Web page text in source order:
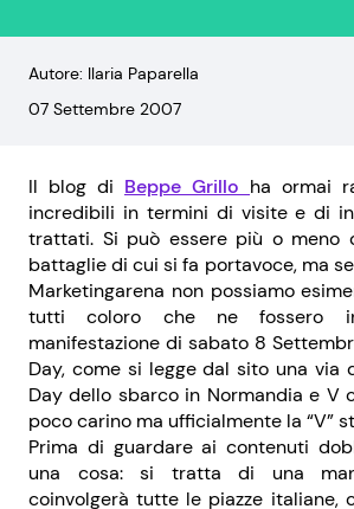
Autore: Ilaria Paparella
07 Settembre 2007
Il blog di Beppe Grillo ha ormai
incredibili in termini di visite e di
trattati. Si può essere più o meno
battaglie di cui si fa portavoce, ma
Marketingarena non possiamo
tutti coloro che ne fossero
manifestazione di sabato 8
Day, come si legge dal sito una via
Day dello sbarco in Normandia e V
poco carino ma ufficialmente la “V”
Prima di guardare ai contenuti
una cosa: si tratta di una
coinvolgerà tutte le piazze italiane,